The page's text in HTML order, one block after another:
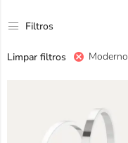
Filtros
Limpar filtros Moderno